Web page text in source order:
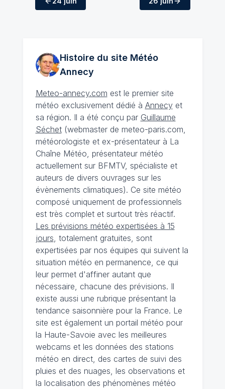
Histoire du site Météo
Annecy
Meteo-annecy.com est le premier site
météo exclusivement dédié à Annecyet
sa région. Il a été conçu par Guillaume
Séchet(webmaster de meteo-paris.com,
météorologiste et ex-présentateur à La
Chaîne Météo, présentateur météo
actuellement sur BFMTV, spécialiste et
auteurs de divers ouvrages sur les
évènements climatiques). Ce site météo
composé uniquement de professionnels
est très complet et surtout très réactif.
Les prévisions météo expertisées à 15
jours , totalement gratuites, sont
expertisées par nos équipes qui suivent la
situation météo en permanence, ce qui
leur permet d'affiner autant que
nécessaire, chacune des prévisions. Il
existe aussi une rubrique présentant la
tendance saisonnière pour la France. Le
site est également un portail météo pour
la Haute-Savoie avec les meilleures
webcams et les données des stations
météo en direct, des cartes de suivi des
pluies et des nuages, les observations et
la localisation des phénomènes météo